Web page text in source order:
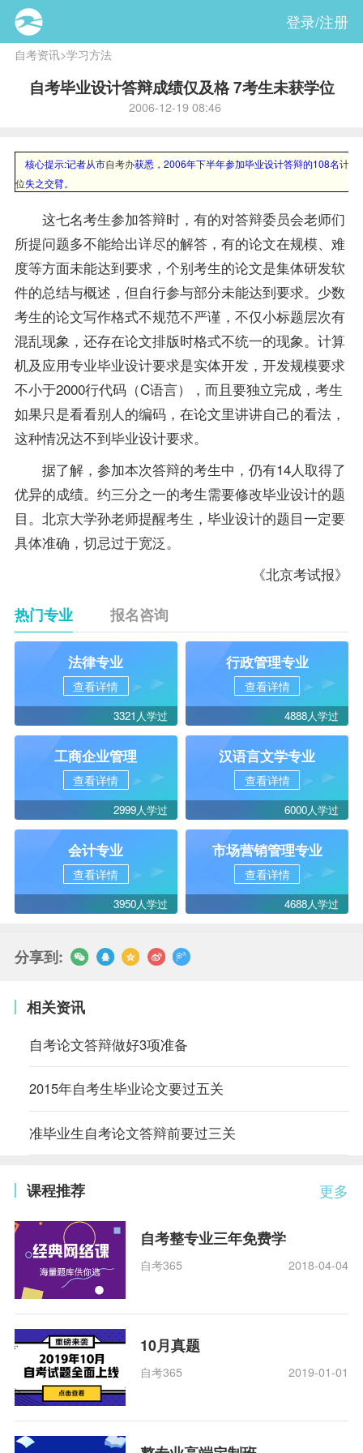
登录/注册
自考资讯>学习方法
自考毕业设计答辩成绩仅及格 7考生未获学位
2006-12-19 08:46
核心提示:记者从市自考办获悉，2006年下半年参加毕业设计答辩的108名计算
位失之交臂。
这七名考生参加答辩时，有的对答辩委员会老师们
所提问题多不能给出详尽的解答，有的论文在规模、难
度等方面未能达到要求，个别考生的论文是集体研发软
件的总结与概述，但自行参与部分未能达到要求。少数
考生的论文写作格式不规范不严谨，不仅小标题层次有
混乱现象，还存在论文排版时格式不统一的现象。计算
机及应用专业毕业设计要求是实体开发，开发规模要求
不小于2000行代码（C语言），而且要独立完成，考生
如果只是看看别人的编码，在论文里讲讲自己的看法，
这种情况达不到毕业设计要求。
据了解，参加本次答辩的考生中，仍有14人取得了
优异的成绩。约三分之一的考生需要修改毕业设计的题
目。北京大学孙老师提醒考生，毕业设计的题目一定要
具体准确，切忌过于宽泛。
《北京考试报》
热门专业 报名咨询
法律专业
查看详情
3321人学过
行政管理专业
查看详情
4888人学过
工商企业管理
查看详情
2999人学过
汉语言文学专业
查看详情
6000人学过
会计专业
查看详情
3950人学过
市场营销管理专业
查看详情
4688人学过
分享到:
相关资讯
自考论文答辩做好3项准备
2015年自考生毕业论文要过五关
准毕业生自考论文答辩前要过三关
更多
课程推荐
自考整专业三年免费学
自考365 2018-04-04
10月真题
自考365 2019-01-01